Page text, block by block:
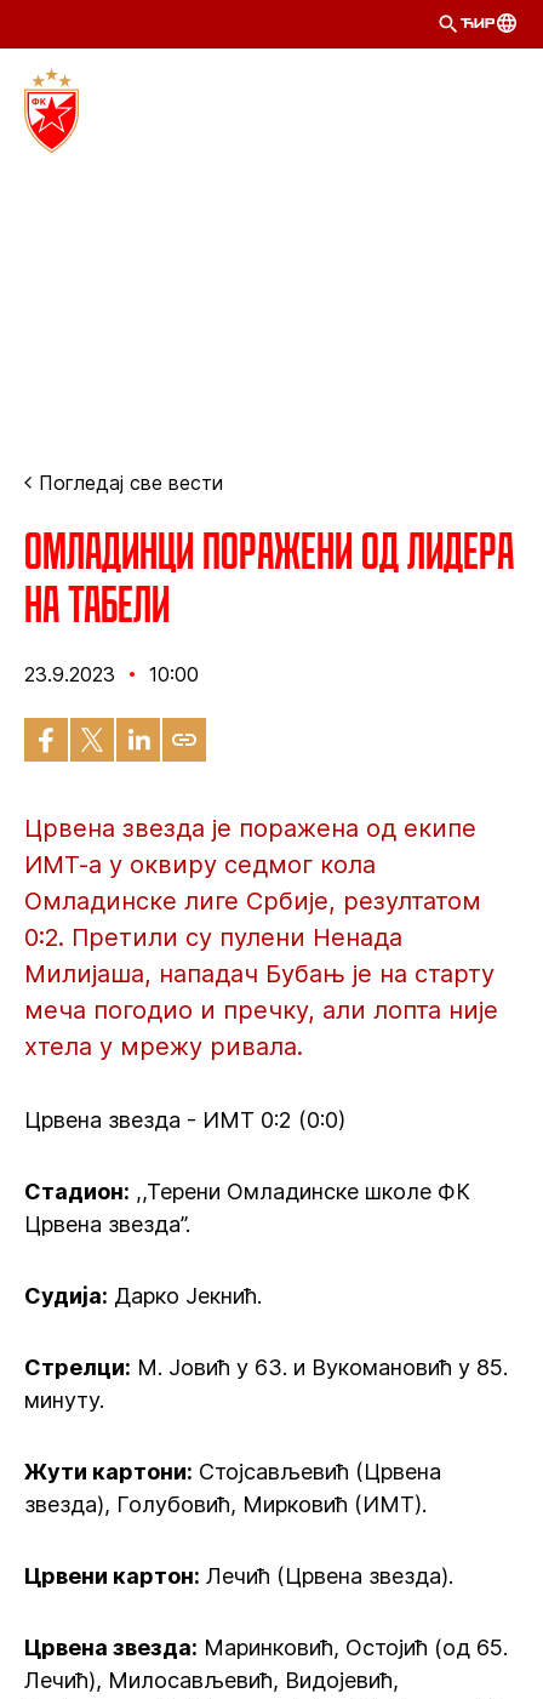
ЋИР
Погледај све вести
Омладинци поражени од лидера
на табели
23.9.2023 10:00
Црвена звезда је поражена од екипе
ИМТ-а у оквиру седмог кола
Омладинске лиге Србије, резултатом
0:2. Претили су пулени Ненада
Милијаша, нападач Бубањ је на старту
меча погодио и пречку, али лопта није
хтела у мрежу ривала.
Црвена звезда - ИМТ 0:2 (0:0)
Стадион: ,,Терени Омладинске школе ФК
Црвена звезда”.
Судија: Дарко Јекнић.
Стрелци: М. Јовић у 63. и Вукомановић у 85.
минуту.
Жути картони: Стојсављевић (Црвена
звезда), Голубовић, Мирковић (ИМТ).
Црвени картон: Лечић (Црвена звезда).
Црвена звезда: Маринковић, Остојић (од 65.
Лечић), Милосављевић, Видојевић,